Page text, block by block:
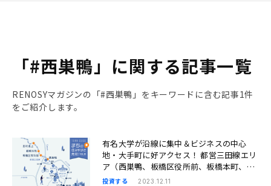
「#西巣鴨」に関する記事一覧
RENOSYマガジンの「#西巣鴨」をキーワードに含む記事1件
をご紹介します。
有名大学が沿線に集中＆ビジネスの中心
地・大手町に好アクセス！ 都営三田線エリ
ア（西巣鴨、板橋区役所前、板橋本町、志
村坂上）の人気と魅力｜まちの住みやすさ
投資する 2023.12.11